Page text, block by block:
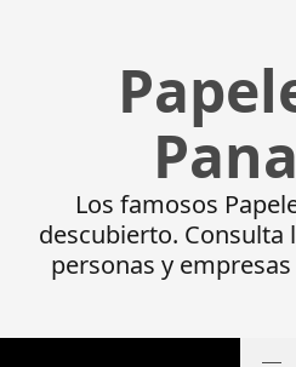
Los famosos
descubierto. Consulta
personas y